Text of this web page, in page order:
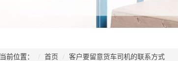
当前位置： 首页 客户要留意货车司机的联系方式